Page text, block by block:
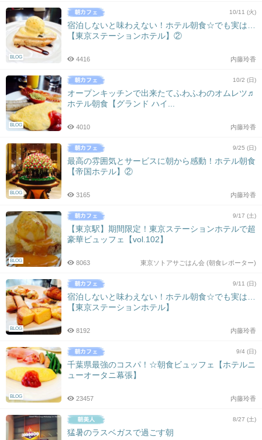
BLOG
10/11 (火)
宿泊しないと味わえない！ホテル朝食☆でも実は…
【東京ステーションホテル】②
内藤玲香
4416
BLOG
10/2 (日)
オープンキッチンで出来たてふわふわのオムレツ♬
ホテル朝食【グランド ハイ...
内藤玲香
4010
BLOG
9/25 (日)
最高の雰囲気とサービスに朝から感動！ホテル朝食
【帝国ホテル】②
内藤玲香
3165
BLOG
9/17 (土)
【東京駅】期間限定！東京ステーションホテルで超
豪華ビュッフェ【vol.102】
東京ソトアサごはん会 (朝食レポーター)
8063
BLOG
9/11 (日)
宿泊しないと味わえない！ホテル朝食☆でも実は…
【東京ステーションホテル】
内藤玲香
8192
BLOG
9/4 (日)
千葉県最強のコスパ！☆朝食ビュッフェ【ホテルニ
ューオータニ幕張】
内藤玲香
23457
8/27 (土)
猛暑のラスベガスで過ごす朝